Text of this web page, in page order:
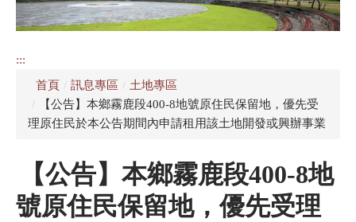
公所介紹
資訊公開專區
:::
首頁 / 訊息專區 / 土地專區
/
【公告】本鄉霧鹿段400-8地號原住民保留地，優先受
理原住民於本公告期間內申請租用該土地開發或興辦事業
【公告】本鄉霧鹿段400-8地
號原住民保留地，優先受理